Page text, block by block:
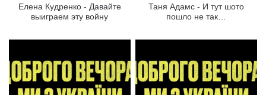
Елена Кудренко - Давайте
выиграем эту войну
Таня Адамс - И тут шото
пошло не так…